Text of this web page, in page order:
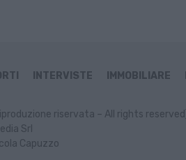
INTERVISTE IMMOBILIARE
riservata – All rights reserved)
Srl
Capuzzo